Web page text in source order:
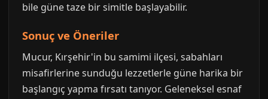
bile güne taze bir simitle başlayabilir.
Sonuç ve Öneriler
Mucur, Kırşehir'in bu samimi ilçesi, sabahları
misafirlerine sunduğu lezzetlerle güne harika bir
başlangıç yapma fırsatı tanıyor. Geleneksel esnaf